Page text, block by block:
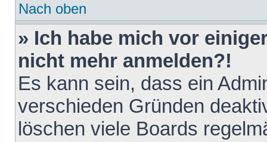
Nach oben
» Ich habe mich vor
nicht mehr anmelden?!
Es kann sein, dass ein
verschieden Gründen
löschen viele Boards